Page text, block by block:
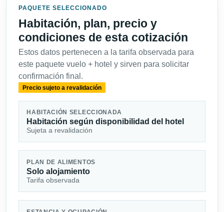
PAQUETE SELECCIONADO
Habitación, plan, precio y
condiciones de esta cotización
Estos datos pertenecen a la tarifa observada para
este paquete vuelo + hotel y sirven para solicitar
confirmación final.
Precio sujeto a revalidación
HABITACIÓN SELECCIONADA
Habitación según disponibilidad del hotel
Sujeta a revalidación
PLAN DE ALIMENTOS
Solo alojamiento
Tarifa observada